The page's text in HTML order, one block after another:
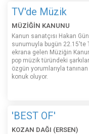
TV'de Müzik
MÜZİĞİN KANUNU
Kanun sanatçısı Hakan
sunumuyla bugün 22.15'te
ekrana gelen Müziğin
pop müzik türündeki
özgün yorumlarıyla
konuk oluyor.
'BEST OF'
KOZAN DAĞI (ERSEN)